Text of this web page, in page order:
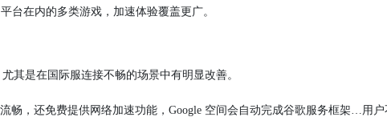
台在内的多类游戏，加速体验覆盖更广。
其是在国际服连接不畅的场景中有明显改善。
畅，还免费提供网络加速功能，Google 空间会自动完成谷歌服务框架…用